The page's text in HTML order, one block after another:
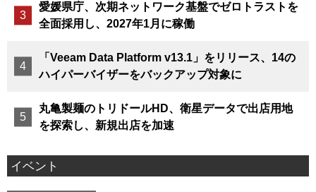
愛媛県庁、次期ネットワーク基盤でゼロトラストを
全面採用し、2027年1月に稼働
「Veeam Data Platform v13.1」をリリース、14の
ハイパーバイザーをバックアップ対象に
丸亀製麺のトリドールHD、衛星データで出店用地
を探索し、新規出店を加速
イベント